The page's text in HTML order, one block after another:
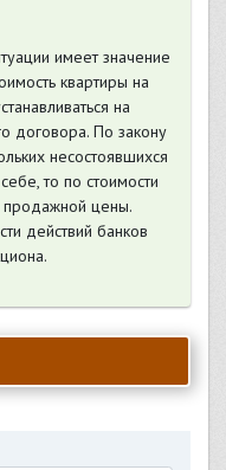
имеет значение
квартиры на
на
договора. По закону
несостоявшихся
то по стоимости
продажной цены.
действий банков